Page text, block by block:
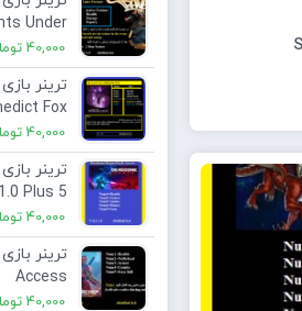
Under
Pressure
40,000
Fox
40,000
Plus 5
40,000
Access
40,000